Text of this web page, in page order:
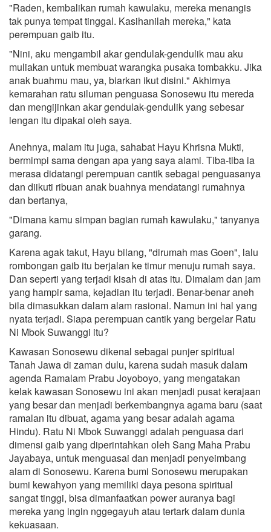
"Raden, kembalikan rumah kawulaku, mereka menangis
tak punya tempat tinggal. Kasihanilah mereka," kata
perempuan gaib itu.
"Nini, aku mengambil akar gendulak-gendulik mau aku
muliakan untuk membuat warangka pusaka tombakku. Jika
anak buahmu mau, ya, biarkan ikut disini." Akhirnya
kemarahan ratu siluman penguasa Sonosewu itu mereda
dan mengijinkan akar gendulak-gendulik yang sebesar
lengan itu dipakai oleh saya.
Anehnya, malam itu juga, sahabat Hayu Khrisna Mukti,
bermimpi sama dengan apa yang saya alami. Tiba-tiba ia
merasa didatangi perempuan cantik sebagai penguasanya
dan diikuti ribuan anak buahnya mendatangi rumahnya
dan bertanya,
"Dimana kamu simpan bagian rumah kawulaku," tanyanya
garang.
Karena agak takut, Hayu bilang, "dirumah mas Goen", lalu
rombongan gaib itu berjalan ke timur menuju rumah saya.
Dan seperti yang terjadi kisah di atas itu. Dimalam dan jam
yang hampir sama, kejadian itu terjadi. Benar-benar aneh
bila dimasukkan dalam alam rasional. Namun ini hal yang
nyata terjadi. Siapa perempuan cantik yang bergelar Ratu
Ni Mbok Suwanggi itu?
Kawasan Sonosewu dikenal sebagai punjer spiritual
Tanah Jawa di zaman dulu, karena sudah masuk dalam
agenda Ramalam Prabu Joyoboyo, yang mengatakan
kelak kawasan Sonosewu ini akan menjadi pusat kerajaan
yang besar dan menjadi berkembangnya agama baru (saat
ramalan itu dibuat, agama yang besar adalah agama
Hindu). Ratu Ni Mbok Suwanggi adalah penguasa dari
dimensi gaib yang diperintahkan oleh Sang Maha Prabu
Jayabaya, untuk menguasai dan menjadi penyeimbang
alam di Sonosewu. Karena bumi Sonosewu merupakan
bumi kewahyon yang memiliki daya pesona spiritual
sangat tinggi, bisa dimanfaatkan power auranya bagi
mereka yang ingin nggegayuh atau tertark dalam dunia
kekuasaan.